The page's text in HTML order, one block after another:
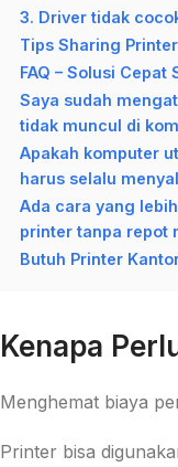
3. Driver tidak
Tips Sharing
FAQ – Solusi Cepat
Saya sudah
tidak muncul di
Apakah komputer
harus selalu
Ada cara yang
printer tanpa repot
Butuh Printer
Kenapa
Menghemat biaya
Printer bisa